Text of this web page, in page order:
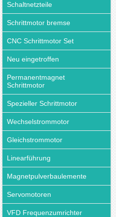
Schaltnetzteile
Schrittmotor bremse
CNC Schrittmotor Set
Neu eingetroffen
Permanentmagnet
Schrittmotor
Spezieller Schrittmotor
Wechselstrommotor
Gleichstrommotor
Linearführung
Magnetpulverbaulemente
Servomotoren
VFD Frequenzumrichter